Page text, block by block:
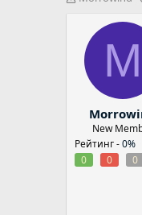
M
New
Рейтинг -0%
0
0 0